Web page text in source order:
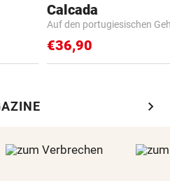
Calcada
Auf den portugiesischen
€36,90
chevron_right